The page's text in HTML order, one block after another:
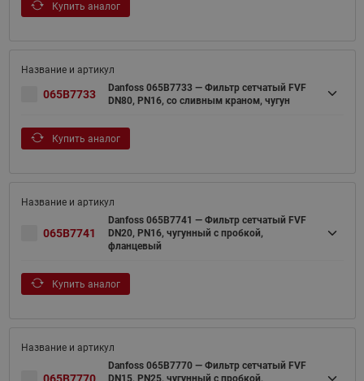
Купить аналог
065B7733
Danfoss 065B7733 — Фильтр сетчатый FVF
DN80, PN16, со сливным краном, чугун
Купить аналог
065B7741
Danfoss 065B7741 — Фильтр сетчатый FVF
DN20, PN16, чугунный с пробкой,
фланцевый
Купить аналог
Danfoss 065B7770 — Фильтр сетчатый FVF
DN15, PN25, чугунный с пробкой,